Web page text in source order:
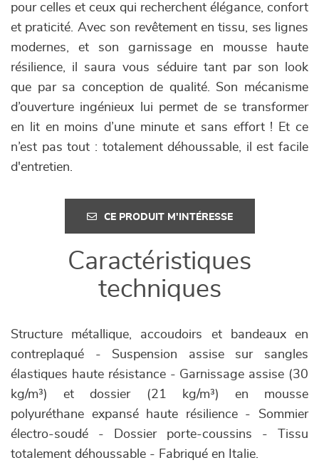
pour celles et ceux qui recherchent élégance, confort
et praticité. Avec son revêtement en tissu, ses lignes
modernes, et son garnissage en mousse haute
résilience, il saura vous séduire tant par son look
que par sa conception de qualité. Son mécanisme
d’ouverture ingénieux lui permet de se transformer
en lit en moins d’une minute et sans effort ! Et ce
n’est pas tout : totalement déhoussable, il est facile
d'entretien.
CE PRODUIT M'INTÉRESSE
Caractéristiques
techniques
Structure métallique, accoudoirs et bandeaux en
contreplaqué - Suspension assise sur sangles
élastiques haute résistance - Garnissage assise (30
kg/m³) et dossier (21 kg/m³) en mousse
polyuréthane expansé haute résilience - Sommier
électro-soudé - Dossier porte-coussins - Tissu
totalement déhoussable - Fabriqué en Italie.